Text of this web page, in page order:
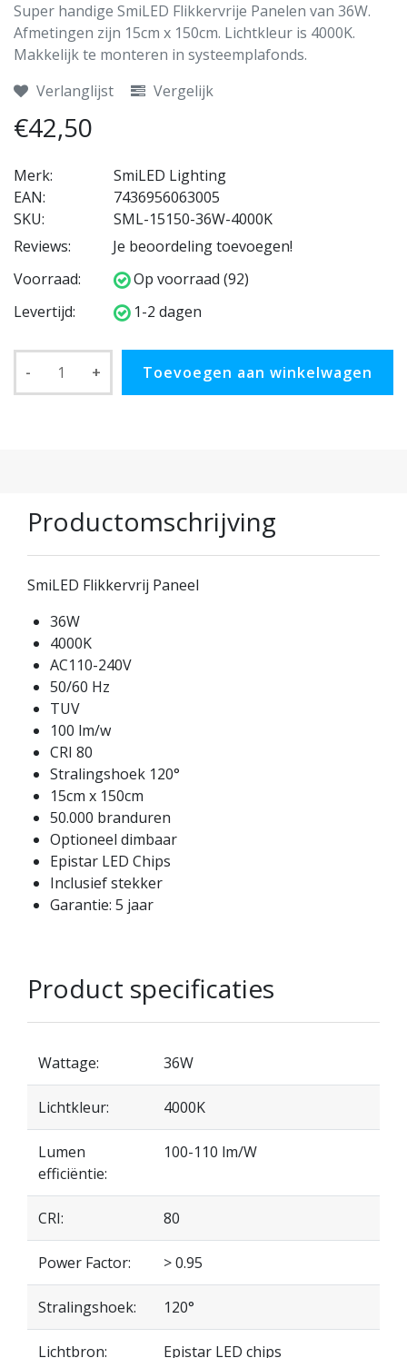
Super handige SmiLED Flikkervrije Panelen van 36W.
Afmetingen zijn 15cm x 150cm. Lichtkleur is 4000K.
Makkelijk te monteren in systeemplafonds.
Verlanglijst
Vergelijk
€42,50
Merk:
SmiLED Lighting
EAN:
7436956063005
SKU:
SML-15150-36W-4000K
Reviews:
Je beoordeling toevoegen!
Voorraad:
Op voorraad (92)
Levertijd:
1-2 dagen
- + Toevoegen aan winkelwagen
Productomschrijving
SmiLED Flikkervrij Paneel
36W
4000K
AC110-240V
50/60 Hz
TUV
100 lm/w
CRI 80
Stralingshoek 120°
15cm x 150cm
50.000 branduren
Optioneel dimbaar
Epistar LED Chips
Inclusief stekker
Garantie: 5 jaar
Product specificaties
Wattage: 36W
Lichtkleur: 4000K
Lumen
efficiëntie:
100-110 lm/W
CRI: 80
Power Factor: > 0.95
Stralingshoek: 120°
Lichtbron: Epistar LED chips